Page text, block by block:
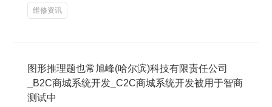
维修资讯
图形推理题也常旭峰(哈尔滨)科技有限责任公司
_B2C商城系统开发_C2C商城系统开发被用于智商
测试中